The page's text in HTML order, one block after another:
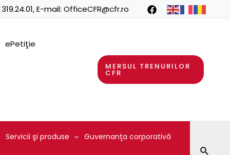
, E-mail: OfficeCFR@cfr.ro
ePetiţie
MERSUL TRENURILOR
CFR
Servicii şi produse Guvernanţa corporativă